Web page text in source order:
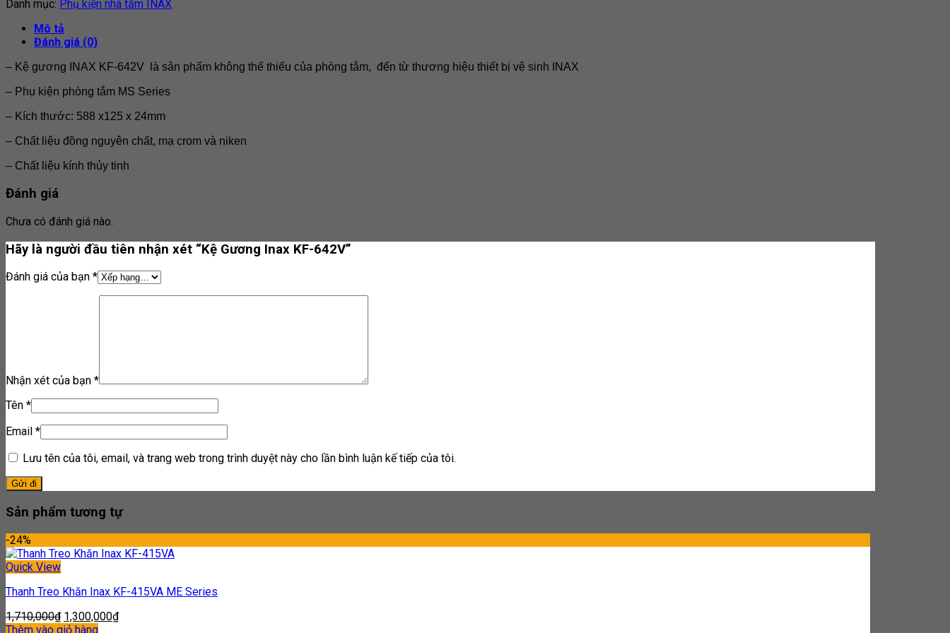
Danh mục: Phụ kiện nhà tắm INAX
Mô tả
Đánh giá (0)
– Kệ gương INAX KF-642V là sản phẩm không thể thiếu của phòng tắm, đến từ thương hiệu thiết bị vệ sinh INAX
– Phụ kiện phòng tắm MS Series
– Kích thước: 588 x125 x 24mm
– Chất liệu đồng nguyên chất, mạ crom và niken
– Chất liệu kính thủy tinh
Đánh giá
Chưa có đánh giá nào.
Hãy là người đầu tiên nhận xét “Kệ Gương Inax KF-642V”
Đánh giá của bạn *
Nhận xét của bạn *
Tên *
Email *
Lưu tên của tôi, email, và trang web trong trình duyệt này cho lần bình luận kế tiếp của tôi.
Sản phẩm tương tự
-24%
Quick View
Thanh Treo Khăn Inax KF-415VA ME Series
1,710,000₫ 1,300,000₫
Thêm vào giỏ hàng